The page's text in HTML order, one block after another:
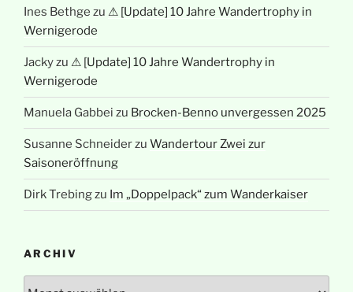
Ines Bethge zu ⚠ [Update] 10 Jahre Wandertrophy in
Wernigerode
Jackyzu ⚠ [Update] 10 Jahre Wandertrophy in
Wernigerode
Manuela Gabbei zu Brocken-Benno unvergessen 2025
Susanne Schneiderzu Wandertour Zwei zur
Saisoneröffnung
Dirk Trebingzu Im „Doppelpack“ zum Wanderkaiser
ARCHIV